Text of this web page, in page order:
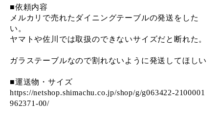
■依頼内容
メルカリで売れたダイニングテーブルの発送をした
い。
ヤマトや佐川では取扱のできないサイズだと断れた。
ガラステーブルなので割れないように発送してほしい
■運送物・サイズ
https://netshop.shimachu.co.jp/shop/g/g063422-2100001
962371-00/